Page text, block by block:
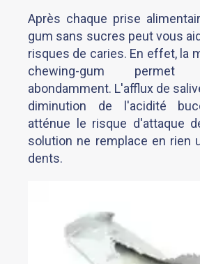
Après chaque prise
gum sans sucres peut vous
risques de caries. En effet, la
chewing-gum
abondamment. L'afflux de
diminution de l'acidité
atténue le risque d'attaque
solution ne remplace en rien
dents.